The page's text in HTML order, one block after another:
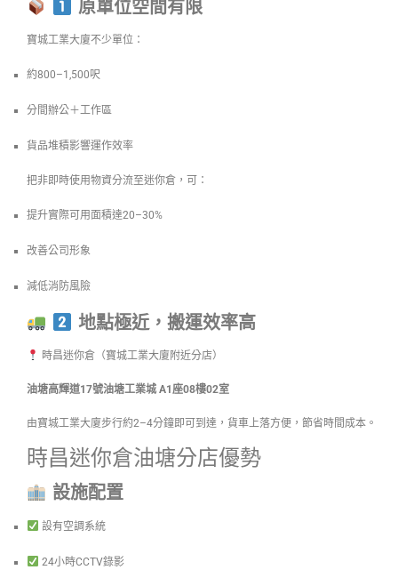
原單位空間有限
寶城工業大廈不少單位：
約800–1,500呎
分間辦公＋工作區
貨品堆積影響運作效率
把非即時使用物資分流至迷你倉，可：
提升實際可用面積達20–30%
改善公司形象
減低消防風險
地點極近，搬運效率高
時昌迷你倉（寶城工業大廈附近分店）
油塘高輝道17號油塘工業城 A1座08樓02室
由寶城工業大廈步行約2–4分鐘即可到達，貨車上落方便，節省時間成本。
時昌迷你倉油塘分店優勢
設施配置
設有空調系統
24小時CCTV錄影